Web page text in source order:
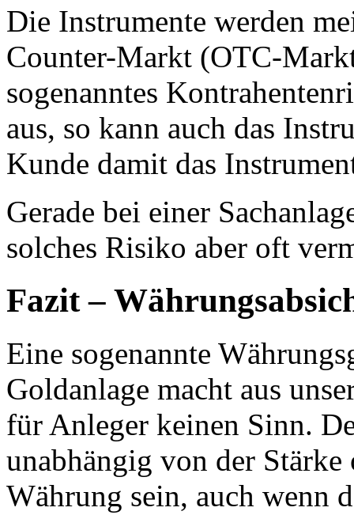
Die Instrumente werden
Counter-Markt (OTC-
sogenanntes
aus, so kann auch das
Kunde damit das
Gerade bei einer
solches Risiko aber oft
Fazit –
Eine sogenannte
Goldanlage macht aus
für Anleger keinen Sinn.
unabhängig von der Stärke
Währung sein, auch wenn